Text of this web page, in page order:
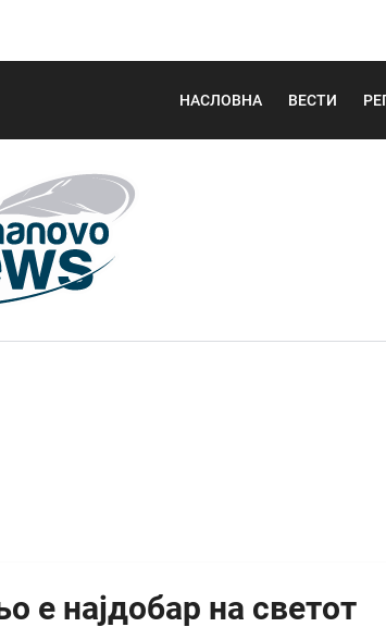
НАСЛОВНА ВЕСТИ
е најдобар на светот